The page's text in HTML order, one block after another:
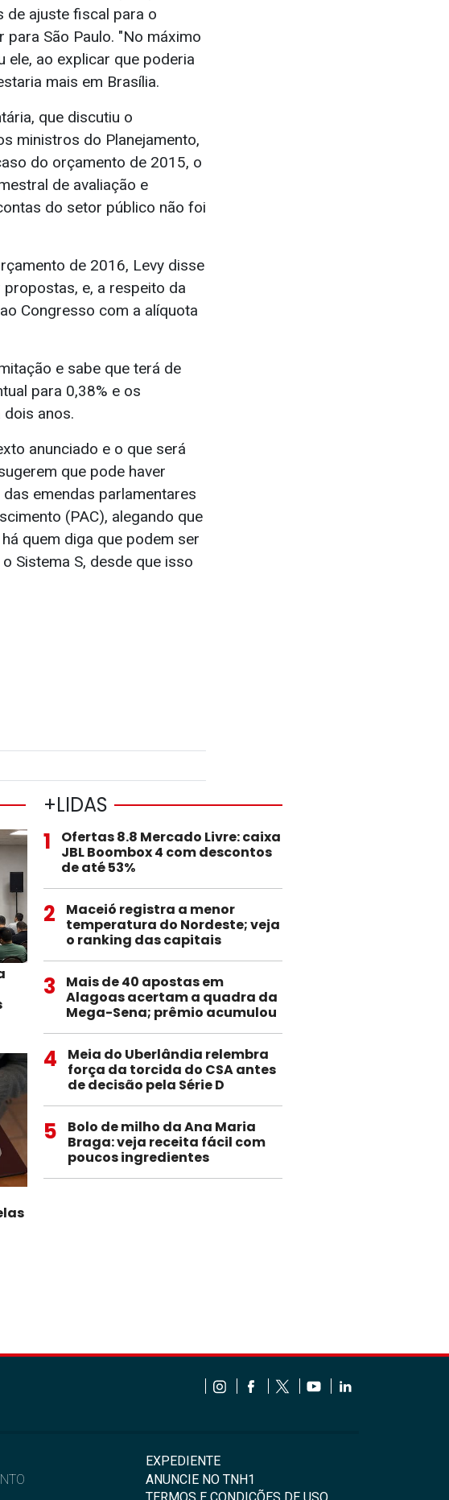
de ajuste fiscal para o
São Paulo. "No máximo
ele, ao explicar que poderia
mais em Brasília.
que discutiu o
ministros do Planejamento,
do orçamento de 2015, o
de avaliação e
do setor público não foi
de 2016, Levy disse
e, a respeito da
Congresso com a alíquota
e sabe que terá de
para 0,38% e os
anos.
anunciado e o que será
que pode haver
emendas parlamentares
(PAC), alegando que
quem diga que podem ser
Sistema S, desde que isso
+LIDAS
1
Ofertas 8.8 Mercado Livre: caixa
JBL Boombox 4 com descontos
de até 53%
2
Maceió registra a menor
temperatura do Nordeste; veja
o ranking das capitais
3
Mais de 40 apostas em
Alagoas acertam a quadra da
Mega-Sena; prêmio acumulou
4
Meia do Uberlândia relembra
força da torcida do CSA antes
de decisão pela Série D
5
Bolo de milho da Ana Maria
Braga: veja receita fácil com
poucos ingredientes
EXPEDIENTE
ANUNCIE NO TNH1